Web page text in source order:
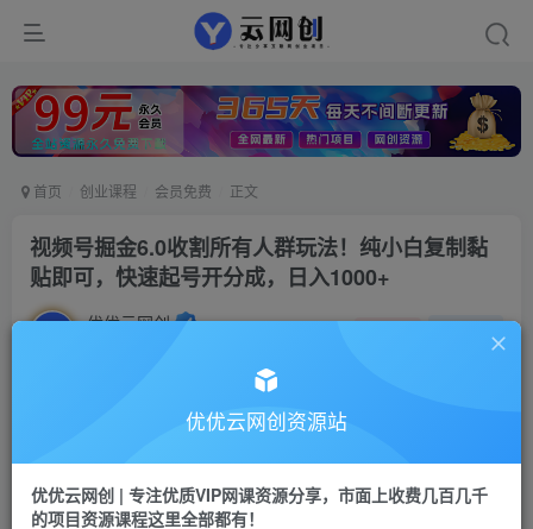
首页 创业课程 会员免费 正文
视频号掘金6.0收割所有人群玩法！纯小白复制黏
贴即可，快速起号开分成，日入1000+
优优云网创 私信
优优云网创资源站
优优云网创 | 专注优质VIP网课资源分享，市面上收费几百几千
的项目资源课程这里全部都有！